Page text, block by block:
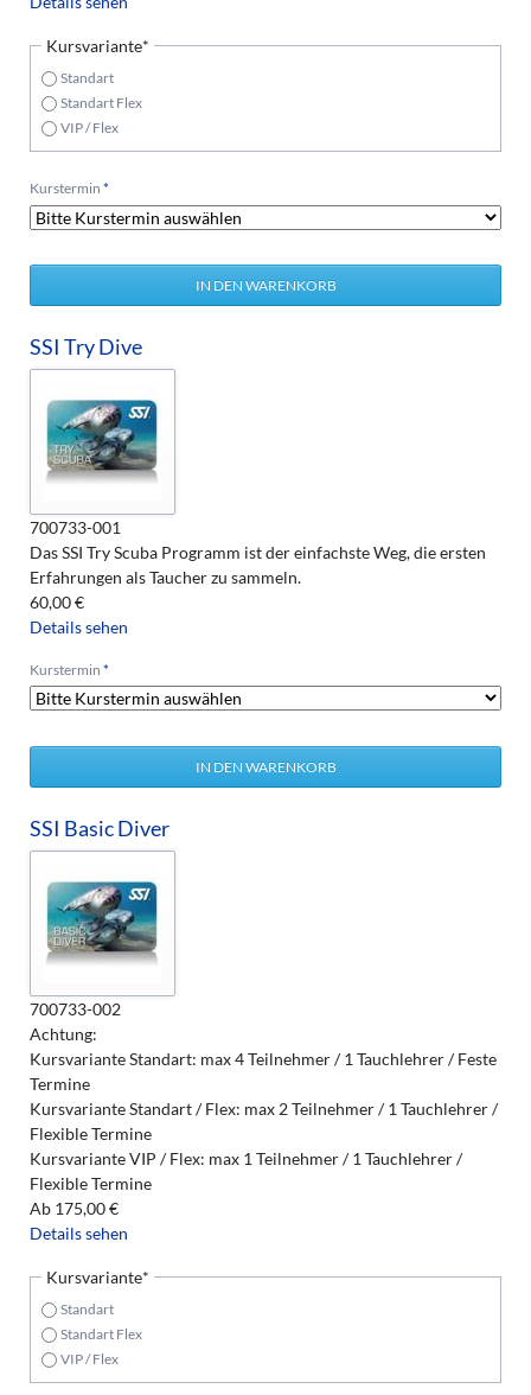
Pflichtfeld
Kursvariante*
Standart
Standart Flex
VIP / Flex
Pflichtfeld
Kurstermin *
SSI Try Dive
700733-001
Das SSI Try Scuba Programm ist der einfachste Weg, die ersten
Erfahrungen als Taucher zu sammeln.
60,00€
Details sehen
Pflichtfeld
Kurstermin *
SSI Basic Diver
700733-002
Achtung:
Kursvariante Standart: max 4 Teilnehmer / 1 Tauchlehrer / Feste
Termine
Kursvariante Standart / Flex: max 2 Teilnehmer / 1 Tauchlehrer /
Flexible Termine
Kursvariante VIP / Flex: max 1 Teilnehmer / 1 Tauchlehrer /
Flexible Termine
Ab175,00€
Details sehen
Pflichtfeld
Kursvariante*
Standart
Standart Flex
VIP / Flex